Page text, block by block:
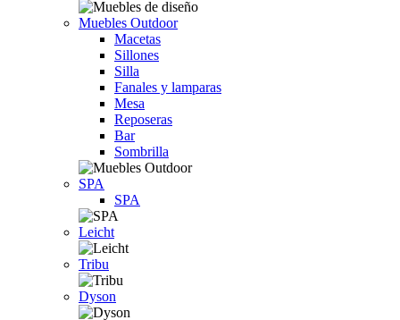
Muebles Outdoor
Macetas
Sillones
Silla
Fanales y lamparas
Mesa
Reposeras
Bar
Sombrilla
SPA
SPA
Leicht
Tribu
Dyson